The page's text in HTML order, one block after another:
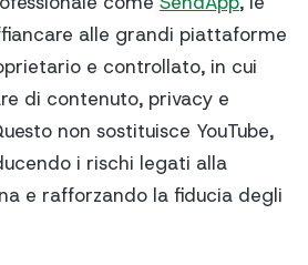
alle grandi piattaforme
e controllato, in cui
di contenuto, privacy e
non sostituisce YouTube,
i rischi legati alla
e rafforzando la fiducia degli